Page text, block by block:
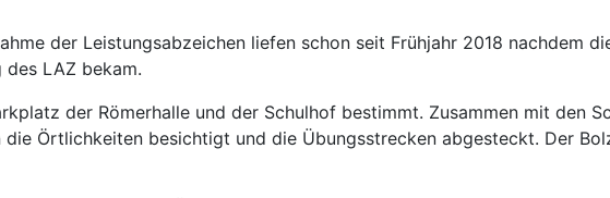
der Leistungsabzeichen liefen schon seit Frühjahr 2018 nachdem
LAZ bekam.
der Römerhalle und der Schulhof bestimmt. Zusammen mit den
die Örtlichkeiten besichtigt und die Übungsstrecken abgesteckt. Der